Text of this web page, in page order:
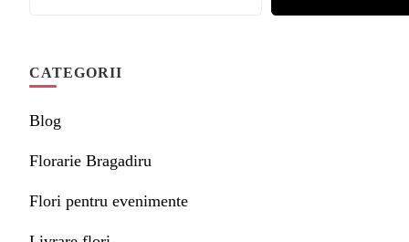
CATEGORII
Blog
Florarie Bragadiru
Flori pentru evenimente